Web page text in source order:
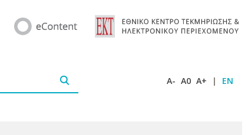
A- A0 A+ | EN